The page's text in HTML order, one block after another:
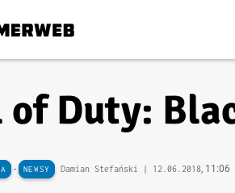
Duty:
- NEWSY Damian Stefański | 12.06.2018, 11:06